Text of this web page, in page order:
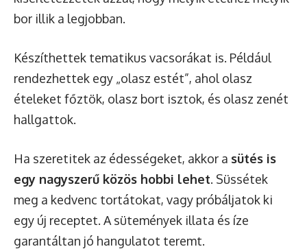
bor illik a legjobban.
Készíthettek tematikus vacsorákat is. Például
rendezhettek egy „olasz estét”, ahol olasz
ételeket főztök, olasz bort isztok, és olasz zenét
hallgattok.
Ha szeretitek az édességeket, akkor a sütés is
egy nagyszerű közös hobbi lehet. Süssétek
meg a kedvenc tortátokat, vagy próbáljatok ki
egy új receptet. A sütemények illata és íze
garantáltan jó hangulatot teremt.